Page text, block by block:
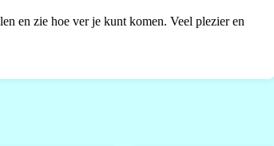
en zie hoe ver je kunt komen. Veel plezier en